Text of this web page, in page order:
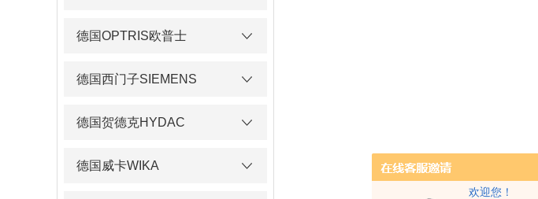
欢迎您！
德国OPTRIS欧普士
德国西门子SIEMENS
德国贺德克HYDAC
德国威卡WIKA